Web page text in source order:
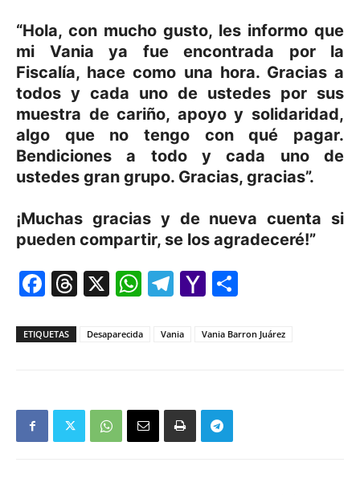
“Hola, con mucho gusto, les informo que
mi Vania ya fue encontrada por la
Fiscalía, hace como una hora. Gracias a
todos y cada uno de ustedes por sus
muestra de cariño, apoyo y solidaridad,
algo que no tengo con qué pagar.
Bendiciones a todo y cada uno de
ustedes gran grupo. Gracias, gracias”.
¡Muchas gracias y de nueva cuenta si
pueden compartir, se los agradeceré!”
Facebook
Threads
X WhatsApp
Telegram
Yahoo
ETIQUETAS Desaparecida Vania Vania Barron Juárez